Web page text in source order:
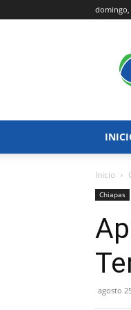
domingo,
Inicio
Chiapas
agosto